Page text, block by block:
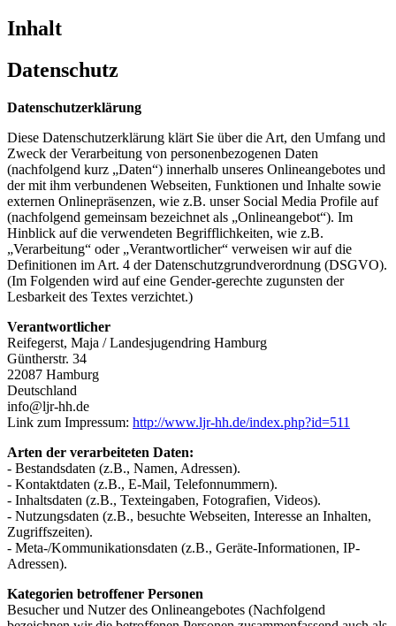
Inhalt
Datenschutz
Datenschutzerklärung
Diese Datenschutzerklärung klärt Sie über die Art, den Umfang und
Zweck der Verarbeitung von personenbezogenen Daten
(nachfolgend kurz „Daten“) innerhalb unseres Onlineangebotes und
der mit ihm verbundenen Webseiten, Funktionen und Inhalte sowie
externen Onlinepräsenzen, wie z.B. unser Social Media Profile auf
(nachfolgend gemeinsam bezeichnet als „Onlineangebot“). Im
Hinblick auf die verwendeten Begrifflichkeiten, wie z.B.
„Verarbeitung“ oder „Verantwortlicher“ verweisen wir auf die
Definitionen im Art. 4 der Datenschutzgrundverordnung (DSGVO).
(Im Folgenden wird auf eine Gender-gerechte zugunsten der
Lesbarkeit des Textes verzichtet.)
Verantwortlicher
Reifegerst, Maja / Landesjugendring Hamburg
Güntherstr. 34
22087 Hamburg
Deutschland
info@ljr-hh.de
Link zum Impressum: http://www.ljr-hh.de/index.php?id=511
Arten der verarbeiteten Daten:
- Bestandsdaten (z.B., Namen, Adressen).
- Kontaktdaten (z.B., E-Mail, Telefonnummern).
- Inhaltsdaten (z.B., Texteingaben, Fotografien, Videos).
- Nutzungsdaten (z.B., besuchte Webseiten, Interesse an Inhalten,
Zugriffszeiten).
- Meta-/Kommunikationsdaten (z.B., Geräte-Informationen, IP-
Adressen).
Kategorien betroffener Personen
Besucher und Nutzer des Onlineangebotes (Nachfolgend